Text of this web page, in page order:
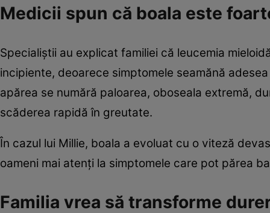
Medicii spun că boala este
Specialiștii au explicat familiei că leucemia
incipiente, deoarece simptomele seamănă
apărea se numără paloarea, oboseala extremă,
scăderea rapidă în greutate.
În cazul lui Millie, boala a evoluat cu o viteză
oameni mai atenți la simptomele care pot părea
Familia vrea să transforme